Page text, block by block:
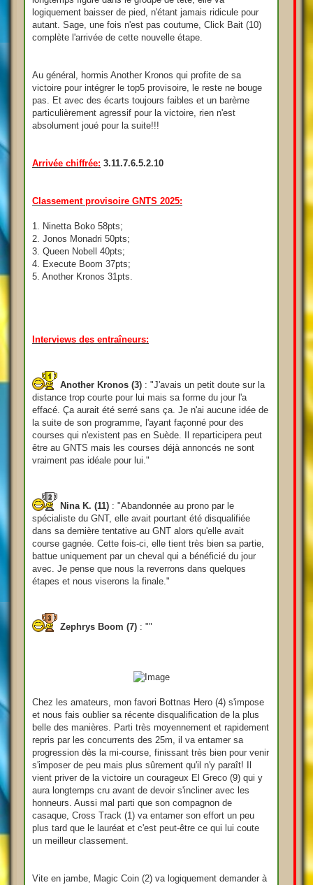
logiquement baisser de pied, n'étant jamais ridicule pour
autant. Sage, une fois n'est pas coutume, Click Bait (10)
complète l'arrivée de cette nouvelle étape.
Au général, hormis Another Kronos qui profite de sa
victoire pour intégrer le top5 provisoire, le reste ne bouge
pas. Et avec des écarts toujours faibles et un barème
particulièrement agressif pour la victoire, rien n'est
absolument joué pour la suite!!!
Arrivée chiffrée: 3.11.7.6.5.2.10
Classement provisoire GNTS 2025:
1. Ninetta Boko 58pts;
2. Jonos Monadri 50pts;
3. Queen Nobell 40pts;
4. Execute Boom 37pts;
5. Another Kronos 31pts.
Interviews des entraîneurs:
Another Kronos (3) : "J'avais un petit doute sur la
distance trop courte pour lui mais sa forme du jour l'a
effacé. Ça aurait été serré sans ça. Je n'ai aucune idée de
la suite de son programme, l'ayant façonné pour des
courses qui n'existent pas en Suède. Il reparticipera peut
être au GNTS mais les courses déjà annoncés ne sont
vraiment pas idéale pour lui."
Nina K. (11) : "Abandonnée au prono par le
spécialiste du GNT, elle avait pourtant été disqualifiée
dans sa dernière tentative au GNT alors qu'elle avait
course gagnée. Cette fois-ci, elle tient très bien sa partie,
battue uniquement par un cheval qui a bénéficié du jour
avec. Je pense que nous la reverrons dans quelques
étapes et nous viserons la finale."
Zephrys Boom (7) : ""
Chez les amateurs, mon favori Bottnas Hero (4) s'impose
et nous fais oublier sa récente disqualification de la plus
belle des manières. Parti très moyennement et rapidement
repris par les concurrents des 25m, il va entamer sa
progression dès la mi-course, finissant très bien pour venir
s'imposer de peu mais plus sûrement qu'il n'y paraît! Il
vient priver de la victoire un courageux El Greco (9) qui y
aura longtemps cru avant de devoir s'incliner avec les
honneurs. Aussi mal parti que son compagnon de
casaque, Cross Track (1) va entamer son effort un peu
plus tard que le lauréat et c'est peut-être ce qui lui coute
un meilleur classement.
Vite en jambe, Magic Coin (2) va logiquement demander à